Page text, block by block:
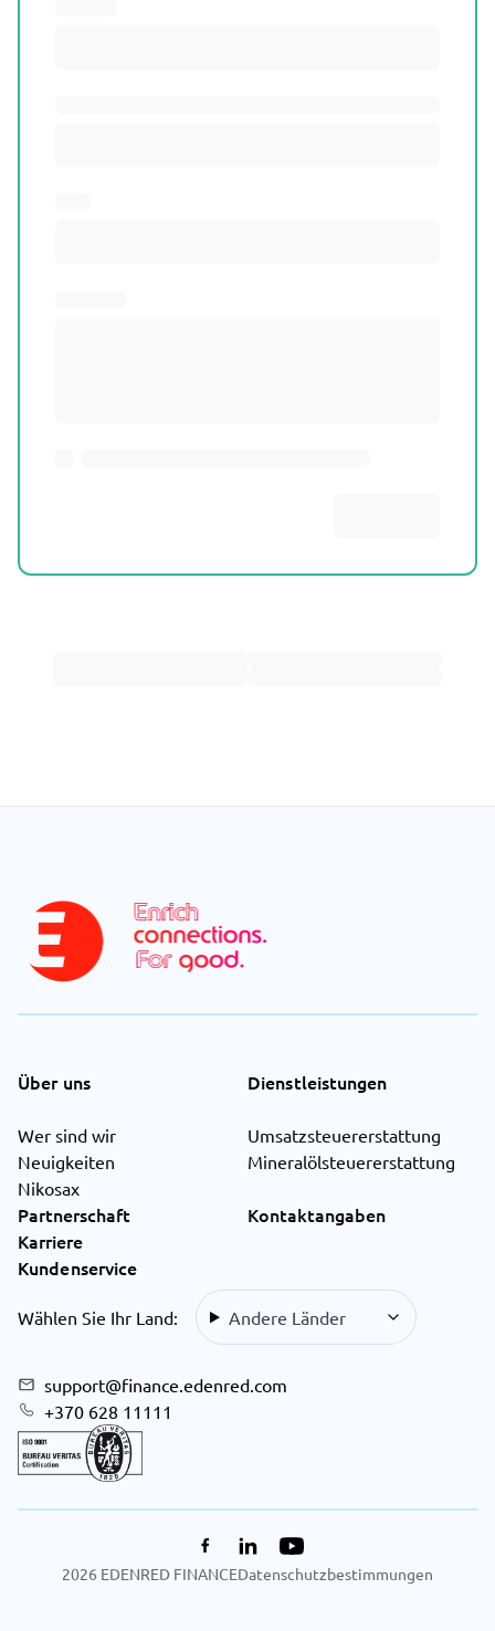
Über uns
Wer sind wir
Neuigkeiten
Nikosax
Dienstleistungen
Umsatzsteuererstattung
Mineralölsteuererstattung
Partnerschaft
Karriere
Kontaktangaben
Kundenservice
Wählen Sie Ihr Land: Andere Länder
support@finance.edenred.com
+370 628 11111
2026 EDENRED FINANCEDatenschutzbestimmungen